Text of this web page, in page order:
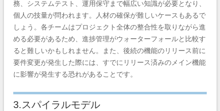
務、システムテスト、運用保守まで幅広い知識が必要となり、
個人の技量が問われます。人材の確保が難しいケースもあるで
しょう。各チームはプロジェクト全体の整合性を取りながら進
める必要があるため、進捗管理がウォーターフォールと比較す
ると難しいかもしれません。また、後続の機能のリリース前に
要件変更が発生した際には、すでにリリース済みのメイン機能
に影響が発生する恐れがあることです。
3.スパイラルモデル